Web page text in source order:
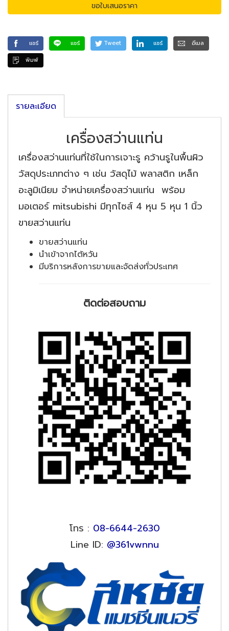
ขอใบเสนอราคา
แชร์ แชร์ Tweet แชร์
อีเมล
พิมพ์
รายละเอียด
เครื่องสว่านแท่น
เครื่องสว่านแท่นที่ใช้ในการเจาะรู คว้านรูในพื้นผิว
วัสดุประเภทต่าง ๆ เช่น วัสดุไม้ พลาสติก เหล็ก
อะลูมิเนียม จำหน่ายเครื่องสว่านแท่น พร้อม
มอเตอร์ mitsubishi มีทุกไซส์ 4 หุน 5 หุน 1 นิ้ว
ขายสว่านแท่น
ขายสว่านแท่น
นำเข้าจากไต้หวัน
มีบริการหลังการขายและจัดส่งทั่วประเทศ
ติดต่อสอบถาม
โทร : 08-6644-2630
Line ID: @361vwnnu